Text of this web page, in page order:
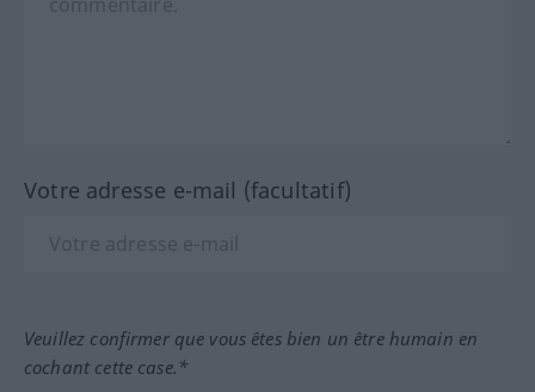
Votre adresse e-mail (facultatif)
Veuillez confirmer que vous êtes bien un être humain en
cochant cette case.*